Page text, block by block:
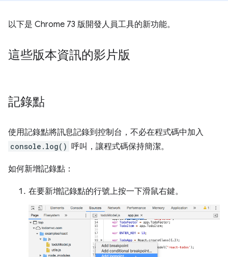
以下是 Chrome 73 版開發人員工具的新功能。
這些版本資訊的影片版
記錄點
使用記錄點將訊息記錄到控制台，不必在程式碼中加入
console.log() 呼叫，讓程式碼保持簡潔。
如何新增記錄點：
在要新增記錄點的行號上按一下滑鼠右鍵。